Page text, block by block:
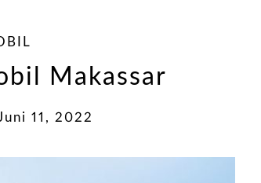
Makassar
11, 2022